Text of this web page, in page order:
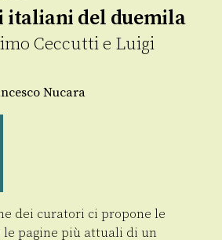
italiani del duemila
Ceccuttie Luigi
Nucara
dei curatori ci propone le
le pagine più attuali di un